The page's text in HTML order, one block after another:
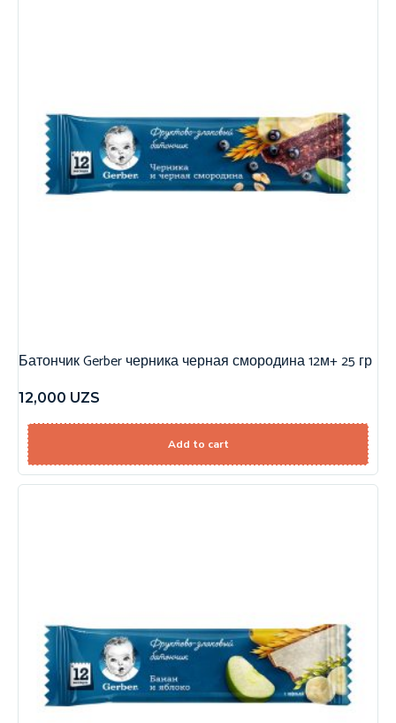
Батончик Gerber черника черная смородина 12м+ 25 гр
12,000 UZS
Add to cart